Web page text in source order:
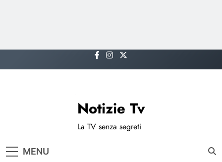
to
Notizie Tv
La TV senza segreti
MENU